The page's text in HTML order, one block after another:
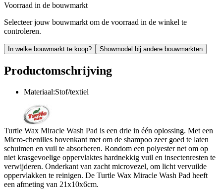
Voorraad in de bouwmarkt
Selecteer jouw bouwmarkt om de voorraad in de winkel te
controleren.
In welke bouwmarkt te koop? Showmodel bij andere bouwmarkten
Productomschrijving
Materiaal:Stof/textiel
Turtle Wax Miracle Wash Pad is een drie in één oplossing. Met een
Micro-chenilles bovenkant met om de shampoo zeer goed te laten
schuimen en vuil te absorberen. Rondom een polyester net om op
niet krasgevoelige oppervlaktes hardnekkig vuil en insectenresten te
verwijderen. Onderkant van zacht microvezel, om licht vervuilde
oppervlakken te reinigen. De Turtle Wax Miracle Wash Pad heeft
een afmeting van 21x10x6cm.